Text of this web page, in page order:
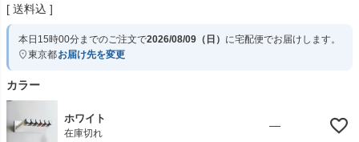
送料込
本日 15時00分までのご注文で2026/08/09（日） に宅配便でお届けします。
東京都お届け先を変更
カラー
ホワイト
在庫切れ
—